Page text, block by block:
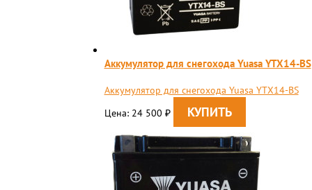
Аккумулятор для снегохода Yuasa YTX14-BS
Аккумулятор для снегохода Yuasa YTX14-BS
Цена: 24 500 ₽